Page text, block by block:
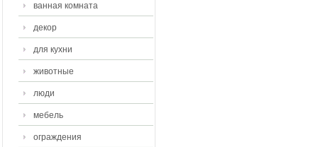
ванная комната
декор
для кухни
животные
люди
мебель
ограждения